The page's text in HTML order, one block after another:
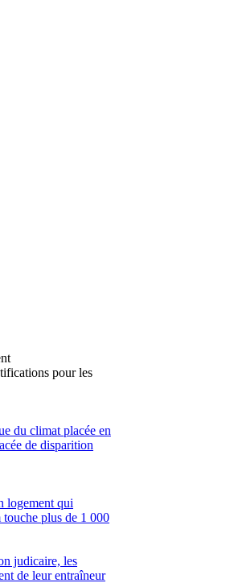
pour les
du climat placée en
de disparition
logement qui
plus de 1 000
judicaire, les
de leur entraîneur